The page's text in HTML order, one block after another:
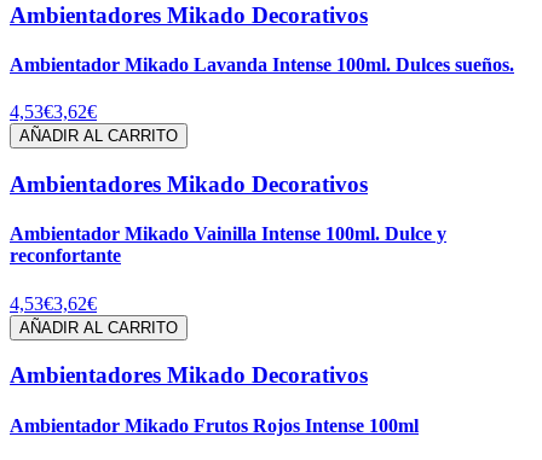
Ambientadores Mikado Decorativos
Ambientador Mikado Lavanda Intense 100ml. Dulces sueños.
4,53€3,62€
AÑADIR AL CARRITO
Ambientadores Mikado Decorativos
Ambientador Mikado Vainilla Intense 100ml. Dulce y
reconfortante
4,53€3,62€
AÑADIR AL CARRITO
Ambientadores Mikado Decorativos
Ambientador Mikado Frutos Rojos Intense 100ml